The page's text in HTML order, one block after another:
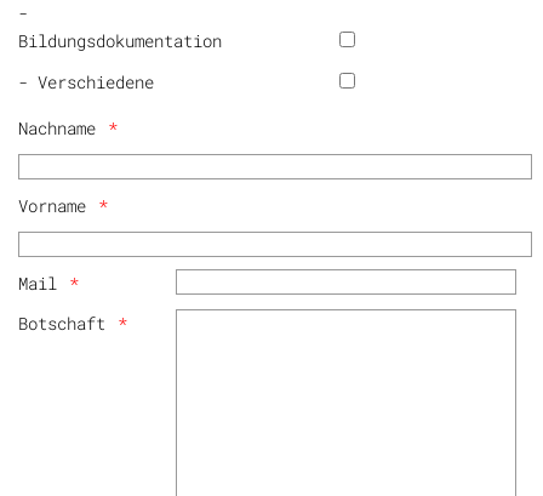
-
Bildungsdokumentation
- Verschiedene
Nachname
Vorname
Mail
Botschaft